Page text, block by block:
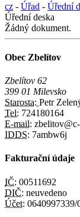
cz - Úřad - Úřední
Úřední deska
Žádný dokument.
Obec Zbelítov
Zbelítov 62
399 01 Milevsko
Starosta: Petr
Tel: 724180164
E-mail:
IDDS: 7ambw6j
Fakturační údaje
IČ: 00511692
DIČ: neuvedeno
Účet: 0640997339/